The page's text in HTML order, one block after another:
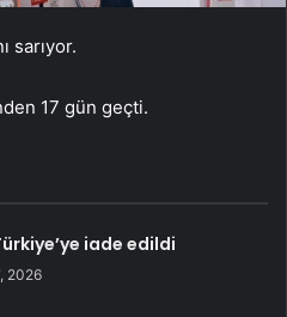
sarıyor.
17 gün geçti.
iade edildi
2026